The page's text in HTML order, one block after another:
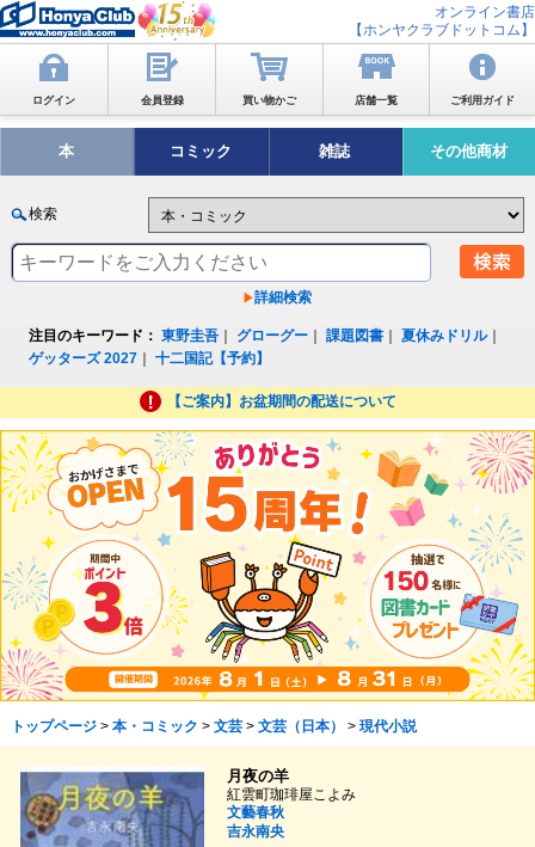
オンライン書店
【ホンヤクラブドットコム】
ログイン 会員登録 買い物かご 店舗一覧 ご利用ガイド
本 コミック 雑誌 その他商材
検索
詳細検索
注目のキーワード： 東野圭吾 グローグー ｜課題図書 ｜夏休みドリル｜
ゲッターズ 2027 ｜十二国記【予約】
【ご案内】お盆期間の配送について
トップページ> 本・コミック > 文芸> 文芸（日本） > 現代小説
月夜の羊
紅雲町珈琲屋こよみ
文藝春秋
吉永南央